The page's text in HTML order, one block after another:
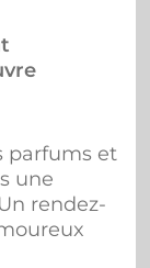
parfums et
une
rendez-